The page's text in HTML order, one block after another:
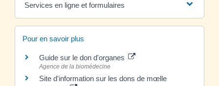
Services en ligne et formulaires
Pour en savoir plus
Guide sur le don d'organes
Agence de la biomédecine
Site d'information sur les dons de mœlle